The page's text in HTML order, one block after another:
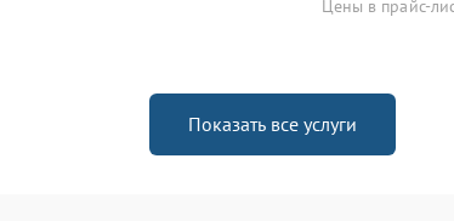
Цены в прайс-
Показать все услуги